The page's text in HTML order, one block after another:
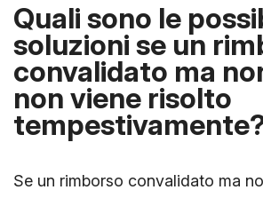
Quali sono le
soluzioni se un
convalidato ma
non viene risolto
Se un rimborso convalidato ma